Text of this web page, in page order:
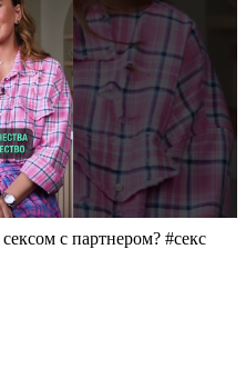
с партнером? #секс